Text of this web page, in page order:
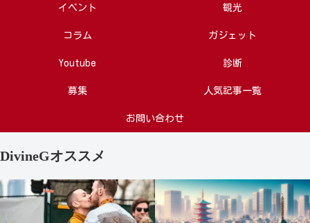
イベント 観光
コラム ガジェット
Youtube 診断
募集 人気記事一覧
お問い合わせ
DivineGオススメ